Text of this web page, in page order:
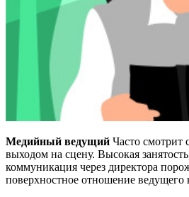
Медийный ведущий Часто смотрит
выходом на сцену. Высокая
коммуникация через директора
поверхностное отношение ведущего